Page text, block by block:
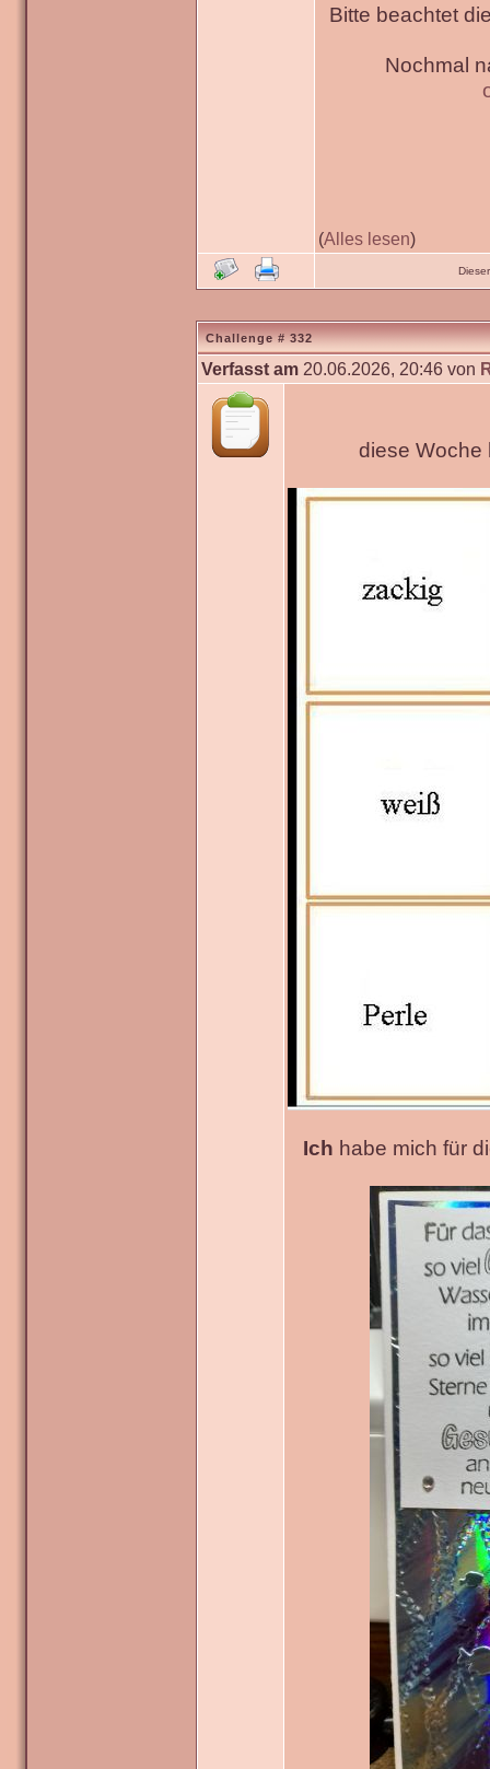
Bitte beachtet
Nochmal
(Alles lesen)
Challenge # 332
Verfasst am 20.06.2026, 20:46 von
diese Woche
Ich habe mich für